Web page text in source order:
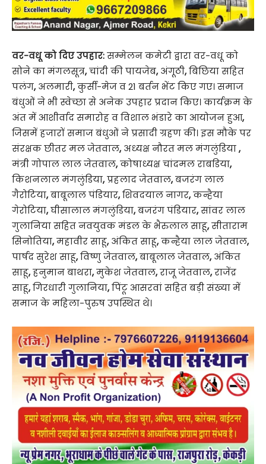
वर-वधू को दिए उपहार:सम्मेलन कमेटी द्वारा वर-वधू को
सोने का मंगलसूत्र,चांदी की पायजेब,अंगूठी,बिछिया सहित
पलंग,अलमारी,कुर्सी-मेज व 21 बर्तन भेंट किए गए। समाज
बंधुओं ने भी स्वेच्छा से अनेक उपहार प्रदान किए। कार्यक्रम के
अंत में आशीर्वाद समारोह व विशाल भंडारे का आयोजन हुआ,
जिसमें हजारों समाज बंधुओं ने प्रसादी ग्रहण की। इस मौके पर
संरक्षक छीतर मल जेतवाल,अध्यक्ष नौरत मल मंगलुंडिया,
मंत्री गोपाल लाल जेतवाल,कोषाध्यक्ष चांदमल राबडिया,
किशनलाल मंगलुंडिया,प्रहलाद जेतवाल,बजरंग लाल
गैरोटिया,बाबूलाल पंडियार,शिवदयाल नागर,कन्हैया
गेरोटिया,घीसालाल मंगलुंडिया,बजरंग पंडियार,सांवर लाल
गुलानिया सहित नवयुवक मंडल के भैरुलाल साहू,सीताराम
सिनोतिया,महावीर साहू,अंकित साहू,कन्हैया लाल जेतवाल,
पार्षद सुरेश साहू,विष्णु जेतवाल,बाबूलाल जेतवाल,अंकित
साहू,हनुमान बाथरा,मुकेश जेतवाल,राजू जेतवाल,राजेंद्र
साहू,गिरधारी गुलानिया,पिंटू आसरवां सहित बड़ी संख्या में
समाज के महिला-पुरुष उपस्थित थे।